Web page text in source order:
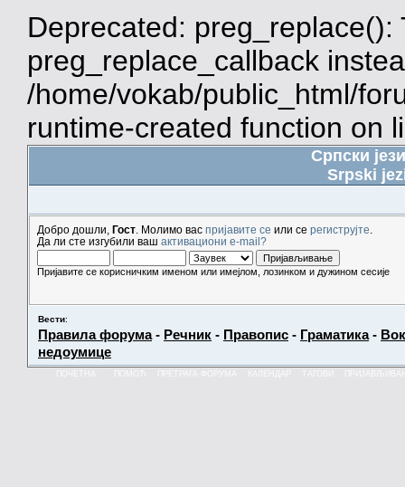
Deprecated:
preg_replace_callback
/home/vokab/public_html/
runtime-created function on
Српски
Srpski
Добро дошли, Гост . Молимо вас пријавите се или се региструјте
Да ли сте изгубили ваш активациони e-mail?
Пријавите се корисничким именом или имејлом, лозинком и дужином сесије
Вести:
Правила форума- Речник - Правопис - Граматика-
недоумице
КАЛЕНДАР